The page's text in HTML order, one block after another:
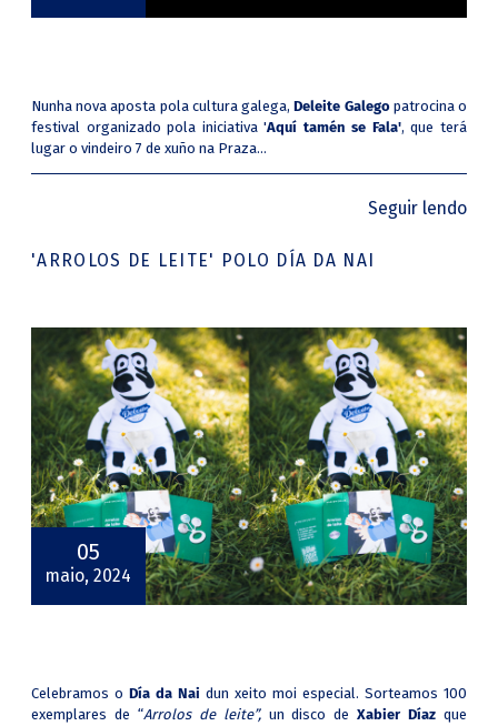
Nunha nova aposta pola cultura galega,Deleite Galego patrocina o
festival organizado pola iniciativa 'Aquí tamén se Fala', que terá
lugar o vindeiro 7 de xuño na Praza...
Seguir lendo
'ARROLOS DE LEITE' POLO DÍA DA NAI
05
maio, 2024
Celebramos o Día da Nai dun xeito moi especial. Sorteamos 100
exemplares de “Arrolos de leite”, un disco deXabier Díazque